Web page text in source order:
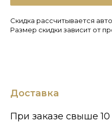
Скидка рассчитывается
Размер скидки зависит от
Доставка
При заказе свыше 10